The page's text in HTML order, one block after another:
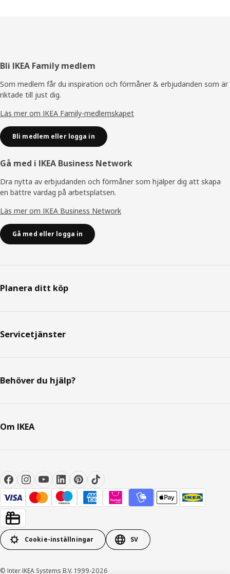
Sidfot
Bli IKEA Family medlem
Som medlem får du inspiration och förmåner & erbjudanden som är
riktade till just dig.
Läs mer om IKEA Family-medlemskapet
Bli medlem eller logga in
Gå med i IKEA Business Network
Dra nytta av erbjudanden och förmåner som hjälper dig att skapa
en bättre vardag på arbetsplatsen.
Läs mer om IKEA Business Network
Gå med eller logga in
Planera ditt köp
Servicetjänster
Behöver du hjälp?
Om IKEA
Cookie-inställningar SV
© Inter IKEA Systems B.V. 1999-2026